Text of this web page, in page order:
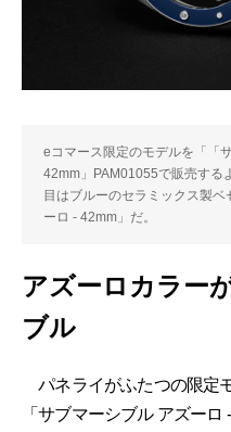
eコマース限定のモデルを「「
42mm」PAM01055で販売する
目はブルーのセラミックス製
ーロ - 42mm」だ。
アズーロカラー
ブル
パネライがふたつの限定
「サブマーシブル アズー